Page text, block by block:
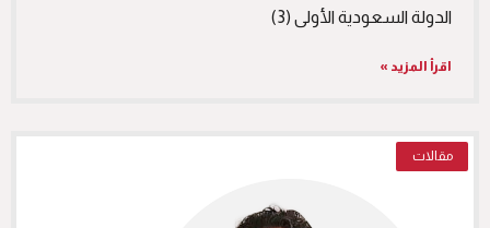
الدولة السعودية الأولى (3)
اقرأ المزيد »
مقالات